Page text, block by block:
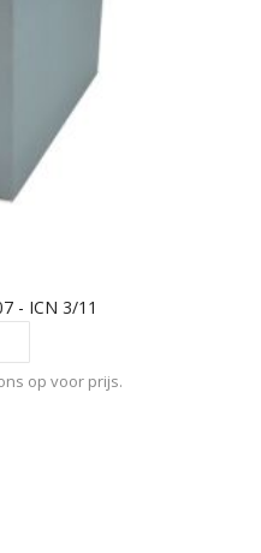
- ICN 3/11
op voor prijs.